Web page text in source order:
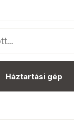
Háztartási gép